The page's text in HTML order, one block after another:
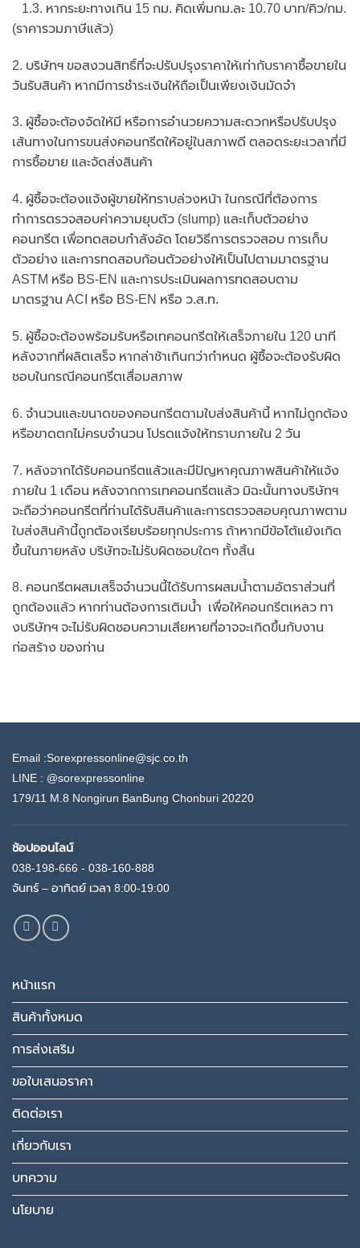
1.3. หากระยะทางเกิน 15 กม. คิดเพิ่มกม.ละ 10.70 บาท/คิว/กม.
(ราคารวมภาษีแล้ว)
2. บริษัทฯ ขอสงวนสิทธิ์ที่จะปรับปรุงราคาให้เท่ากับราคาซื้อขายใน
วันรับสินค้า หากมีการชำระเงินให้ถือเป็นเพียงเงินมัดจำ
3. ผู้ซื้อจะต้องจัดให้มี หรือการอำนวยความสะดวกหรือปรับปรุง
เส้นทางในการขนส่งคอนกรีตให้อยู่ในสภาพดี ตลอดระยะเวลาที่มี
การซื้อขาย และจัดส่งสินค้า
4. ผู้ซื้อจะต้องแจ้งผู้ขายให้ทราบล่วงหน้า ในกรณีที่ต้องการ
ทำการตรวจสอบค่าความยุบตัว (slump) และเก็บตัวอย่าง
คอนกรีต เพื่อทดสอบกำลังอัด โดยวิธีการตรวจสอบ การเก็บ
ตัวอย่าง และการทดสอบก้อนตัวอย่างให้เป็นไปตามมาตรฐาน
ASTM หรือ BS-EN และการประเมินผลการทดสอบตาม
มาตรฐาน ACI หรือ BS-EN หรือ ว.ส.ท.
5. ผู้ซื้อจะต้องพร้อมรับหรือเทคอนกรีตให้เสร็จภายใน 120 นาที
หลังจากที่ผลิตเสร็จ หากล่าช้าเกินกว่ากำหนด ผู้ซื้อจะต้องรับผิด
ชอบในกรณีคอนกรีตเสื่อมสภาพ
6. จำนวนและขนาดของคอนกรีตตามใบส่งสินค้านี้ หากไม่ถูกต้อง
หรือขาดตกไม่ครบจำนวน โปรดแจ้งให้ทราบภายใน 2 วัน
7. หลังจากได้รับคอนกรีตแล้วและมีปัญหาคุณภาพสินค้าให้แจ้ง
ภายใน 1 เดือน หลังจากการเทคอนกรีตแล้ว มิฉะนั้นทางบริษัทฯ
จะถือว่าคอนกรีตที่ท่านได้รับสินค้าและการตรวจสอบคุณภาพตาม
ใบส่งสินค้านี้ถูกต้องเรียบร้อยทุกประการ ถ้าหากมีข้อโต้แย้งเกิด
ขึ้นในภายหลัง บริษัทจะไม่รับผิดชอบใดๆ ทั้งสิ้น
8. คอนกรีตผสมเสร็จจำนวนนี้ได้รับการผสมน้ำตามอัตราส่วนที่
ถูกต้องแล้ว หากท่านต้องการเติมน้ำ เพื่อให้คอนกรีตเหลว ทา
งบริษัทฯ จะไม่รับผิดชอบความเสียหายที่อาจจะเกิดขึ้นกับงาน
ก่อสร้าง ของท่าน
Email :Sorexpressonline@sjc.co.th
LINE : @sorexpressonline
179/11 M.8 Nongirun BanBung Chonburi 20220
ช้อปออนไลน์
038-198-666 - 038-160-888
จันทร์ – อาทิตย์ เวลา 8:00-19:00
หน้าแรก
สินค้าทั้งหมด
การส่งเสริม
ขอใบเสนอราคา
ติดต่อเรา
เกี่ยวกับเรา
บทความ
นโยบาย